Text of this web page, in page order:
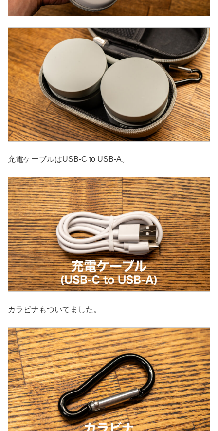
充電ケーブルはUSB-C to USB-A。
カラビナもついてました。